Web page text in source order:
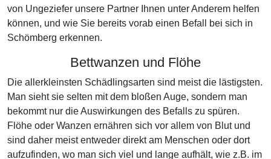
von Ungeziefer unsere Partner Ihnen unter Anderem helfen
können, und wie Sie bereits vorab einen Befall bei sich in
Schömberg erkennen.
Bettwanzen und Flöhe
Die allerkleinsten Schädlingsarten sind meist die lästigsten.
Man sieht sie selten mit dem bloßen Auge, sondern man
bekommt nur die Auswirkungen des Befalls zu spüren.
Flöhe oder Wanzen ernähren sich vor allem von Blut und
sind daher meist entweder direkt am Menschen oder dort
aufzufinden, wo man sich viel und lange aufhält, wie z.B. im